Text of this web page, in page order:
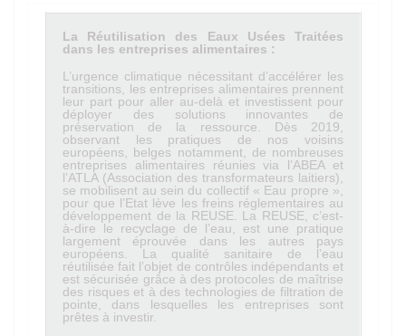
La Réutilisation des Eaux Usées Traitées
dans les entreprises alimentaires :
L’urgence climatique nécessitant d’accélérer les
transitions, les entreprises alimentaires prennent
leur part pour aller au-delà et investissent pour
déployer des solutions innovantes de
préservation de la ressource. Dès 2019,
observant les pratiques de nos voisins
européens, belges notamment, de nombreuses
entreprises alimentaires réunies via l’ABEA et
l’ATLA (Association des transformateurs laitiers),
se mobilisent au sein du collectif « Eau propre »,
pour que l’Etat lève les freins réglementaires au
développement de la REUSE. La REUSE, c’est-
à-dire le recyclage de l’eau, est une pratique
largement éprouvée dans les autres pays
européens. La qualité sanitaire de l’eau
réutilisée fait l’objet de contrôles indépendants et
est sécurisée grâce à des protocoles de maîtrise
des risques et à des technologies de filtration de
pointe, dans lesquelles les entreprises sont
prêtes à investir.